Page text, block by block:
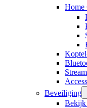
Home
Beveiliging
Bekijk